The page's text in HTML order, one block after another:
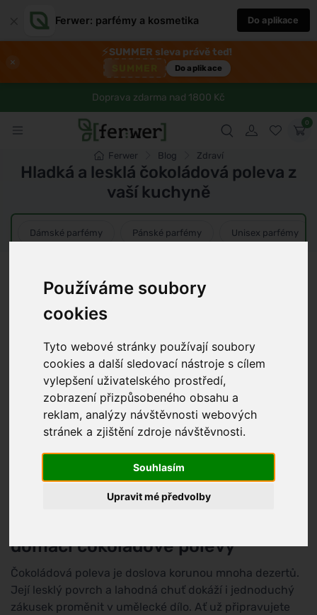
Používáme soubory
cookies
Tyto webové stránky používají soubory
cookies a další sledovací nástroje s cílem
vylepšení uživatelského prostředí,
zobrazení přizpůsobeného obsahu a
reklam, analýzy návštěvnosti webových
stránek a zjištění zdroje návštěvnosti.
Souhlasím
Upravit mé předvolby
Ferwer: parfémy a kosmetika Do aplikace
×
⚡SUMMER sleva právě teď!
Do aplikace
Doprava zdarma nad 1800 Kč
0
Ferwer Blog Zdraví
Hladká a lesklá čokoládová poleva z
vaší kuchyně
Dámské parfémy Pánské parfémy Unisex parfémy
domácí čokoládové polevy
Čokoládová poleva je doslova korunou mnoha dezertů.
Její lesklý povrch a lahodná chuť dokáží i jednoduchý
zákusek proměnit v umělecké dílo. Ať už připravujete